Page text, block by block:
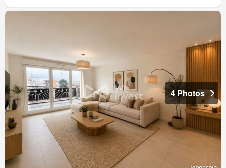
4 Photos